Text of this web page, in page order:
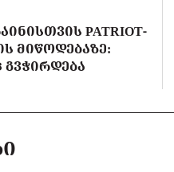
PATRIOT-
ᲛᲘᲬᲝᲓᲔᲑᲐᲖᲔ:
ᲒᲕᲭᲘᲠᲓᲔᲑᲐ